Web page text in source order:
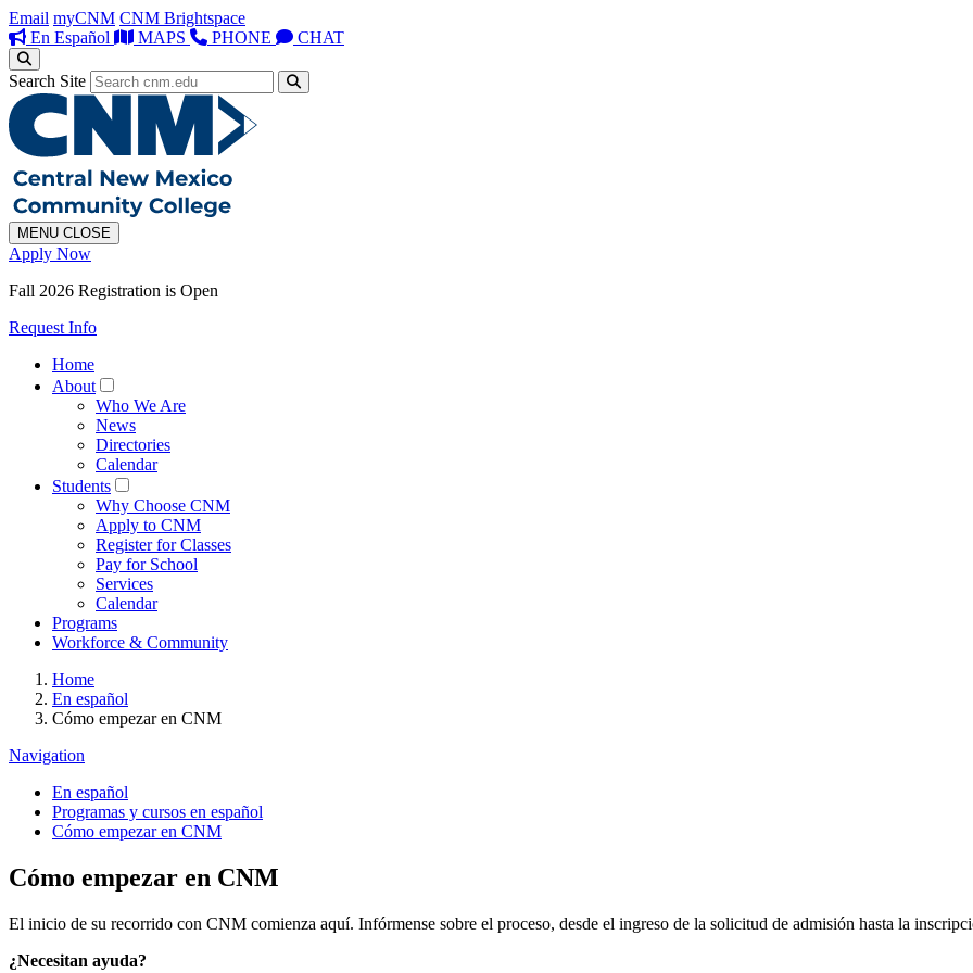
Email myCNM CNM Brightspace
En Español
MAPS PHONE CHAT
Search Site
MENU CLOSE
Apply Now
Fall 2026 Registration is Open
Request Info
Home
About
Who We Are
News
Directories
Calendar
Students
Why Choose CNM
Apply to CNM
Register for Classes
Pay for School
Services
Calendar
Programs
Workforce & Community
Home
En español
Cómo empezar en CNM
Navigation
En español
Programas y cursos en español
Cómo empezar en CNM
Cómo empezar en CNM
El inicio de su recorrido con CNM comienza aquí. Infórmense sobre el proceso, desde el ingreso de la solicitud de admisión hasta la
¿Necesitan ayuda?